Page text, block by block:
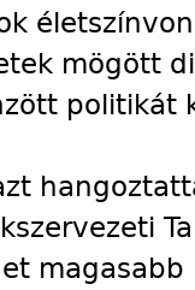
mögött
politikát